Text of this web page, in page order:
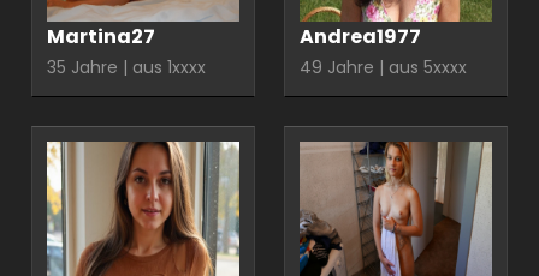
Martina27
35 Jahre | aus 1xxxx
Andrea1977
49 Jahre | aus 5xxxx